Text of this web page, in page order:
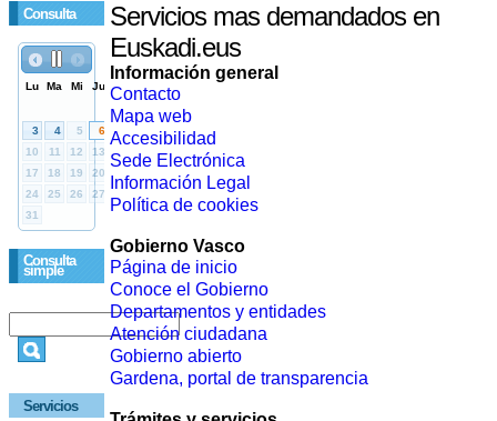
Consulta
Consulta
simple
Servicios
Servicios mas demandados en
Euskadi.eus
Información general
Contacto
Mapa web
Accesibilidad
Sede Electrónica
Información Legal
Política de cookies
Gobierno Vasco
Página de inicio
Conoce el Gobierno
Departamentos y entidades
Atención ciudadana
Gobierno abierto
Gardena, portal de transparencia